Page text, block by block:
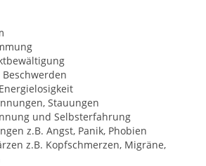
Beschwerden
Stauungen
und Selbsterfahrung
z.B. Angst, Panik, Phobien
z.B. Kopfschmerzen, Migräne,